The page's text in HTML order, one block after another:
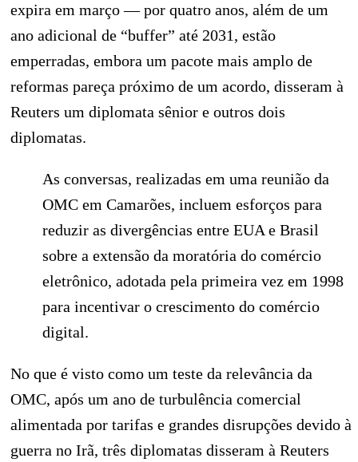
expira em março — por quatro anos, além de um
ano adicional de “buffer” até 2031, estão
emperradas, embora um pacote mais amplo de
reformas pareça próximo de um acordo, disseram à
Reuters um diplomata sênior e outros dois
diplomatas.
As conversas, realizadas em uma reunião da
OMC em Camarões, incluem esforços para
reduzir as divergências entre EUA e Brasil
sobre a extensão da moratória do comércio
eletrônico, adotada pela primeira vez em 1998
para incentivar o crescimento do comércio
digital.
No que é visto como um teste da relevância da
OMC, após um ano de turbulência comercial
alimentada por tarifas e grandes disrupções devido à
guerra no Irã, três diplomatas disseram à Reuters